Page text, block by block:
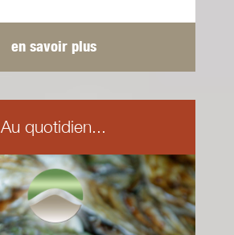
en savoir plus
Au quotidien...